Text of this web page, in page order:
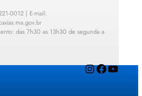
0012 | E-mail:
das 7h30 as 13h30 de segunda a
InstagramFacebook YouTube